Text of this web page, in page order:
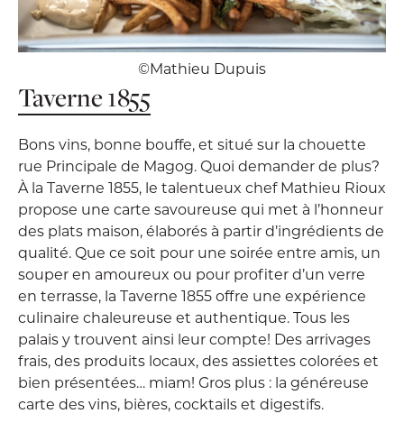
©Mathieu Dupuis
Taverne 1855
Bons vins, bonne bouffe, et situé sur la chouette
rue Principale de Magog. Quoi demander de plus?
À la Taverne 1855, le talentueux chef Mathieu Rioux
propose une carte savoureuse qui met à l’honneur
des plats maison, élaborés à partir d’ingrédients de
qualité. Que ce soit pour une soirée entre amis, un
souper en amoureux ou pour profiter d’un verre
en terrasse, la Taverne 1855 offre une expérience
culinaire chaleureuse et authentique. Tous les
palais y trouvent ainsi leur compte! Des arrivages
frais, des produits locaux, des assiettes colorées et
bien présentées… miam! Gros plus : la généreuse
carte des vins, bières, cocktails et digestifs.